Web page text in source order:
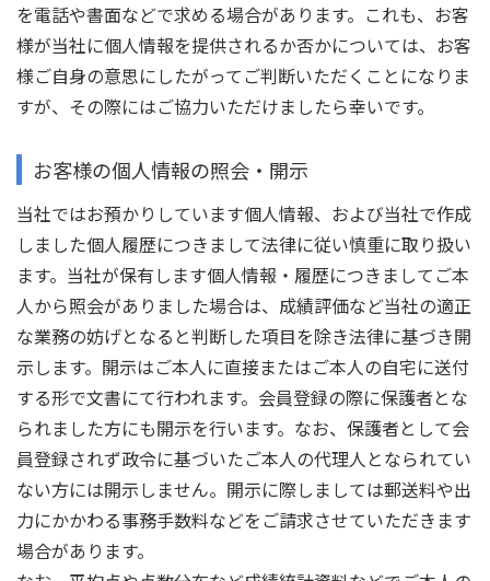
を電話や書面などで求める場合があります。これも、お客
様が当社に個人情報を提供されるか否かについては、お客
様ご自身の意思にしたがってご判断いただくことになりま
すが、その際にはご協力いただけましたら幸いです。
お客様の個人情報の照会・開示
当社ではお預かりしています個人情報、および当社で作成
しました個人履歴につきまして法律に従い慎重に取り扱い
ます。当社が保有します個人情報・履歴につきましてご本
人から照会がありました場合は、成績評価など当社の適正
な業務の妨げとなると判断した項目を除き法律に基づき開
示します。開示はご本人に直接またはご本人の自宅に送付
する形で文書にて行われます。会員登録の際に保護者とな
られました方にも開示を行います。なお、保護者として会
員登録されず政令に基づいたご本人の代理人となられてい
ない方には開示しません。開示に際しましては郵送料や出
力にかかわる事務手数料などをご請求させていただきます
場合があります。